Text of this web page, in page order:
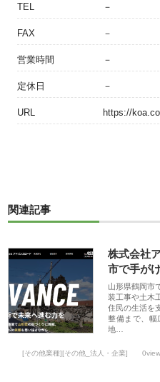
TEL －
FAX －
営業時間 －
定休日 －
URL https://
関連記事
株式会社
市で手が
山形県鶴岡市
装工事や土木
住民の生活を
整備まで、幅
地…
[その他業種][その他_法人・企業]